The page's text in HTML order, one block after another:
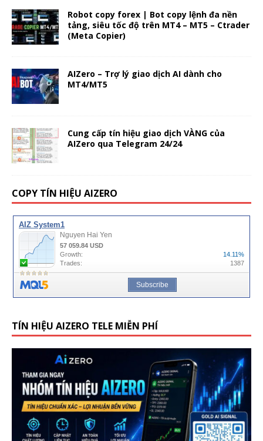
Robot copy forex | Bot copy lệnh đa nền
tảng, siêu tốc độ trên MT4 – MT5 – Ctrader
(Meta Copier)
AIZero – Trợ lý giao dịch AI dành cho
MT4/MT5
Cung cấp tín hiệu giao dịch VÀNG của
AIZero qua Telegram 24/24
COPY TÍN HIỆU AIZERO
TÍN HIỆU AIZERO TELE MIỄN PHÍ